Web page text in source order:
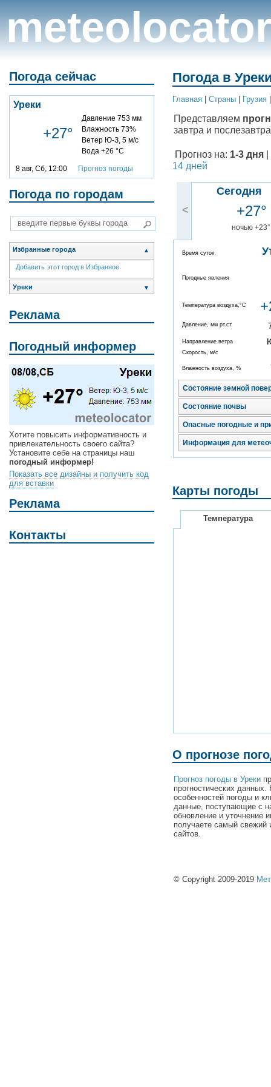
meteolocator
Погода сейчас
Уреки
+27°
Давление 753 мм
Влажность 73%
Ветер Ю-З, 5 м/с
Вода +26 °C
8 авг, Сб, 12:00 Прогноз погоды
Погода по городам
Избранные города ▲
Добавить этот город в Избранное
Уреки ▼
Реклама
Погодный информер
Хотите повысить информативность и
привлекательность своего сайта?
Установите себе на страницы наш
погодный информер!
Показать все дизайны и получить код
для вставки
Реклама
Контакты
Погода в
Главная Cтраны Грузия
Представляем
завтра и
Прогноз на: 1-3 дня
14 дней
<
Сегодня
+27°
ночью +23°
Время суток
Погодные явления
Температура воздуха,°C
Давление, мм рт.ст.
Направление ветра
Скорость, м/с
Влажность воздуха, %
Состояние земной
Состояние почвы
Опасные погодные и
Информация для
Карты погоды
Температура
О прогнозе
Прогноз погоды в Уреки
прогностических
особенностей погоды и
данные, поступающие с
обновление и уточнение
получаете самый свежий
сайтов.
© Copyright 2009-2019